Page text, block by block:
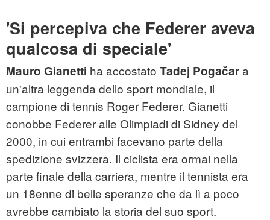
'Si percepiva che Federer aveva
qualcosa di speciale'
Mauro Gianetti ha accostato Tadej Pogačara
un'altra leggenda dello sport mondiale, il
campione di tennis Roger Federer. Gianetti
conobbe Federer alle Olimpiadi di Sidney del
2000, in cui entrambi facevano parte della
spedizione svizzera. Il ciclista era ormai nella
parte finale della carriera, mentre il tennista era
un 18enne di belle speranze che da lì a poco
avrebbe cambiato la storia del suo sport.